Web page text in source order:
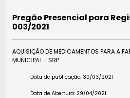
Pregão Presencial para
003/2021
AQUISIÇÃO DE MEDICAMENTOS PARA A
MUNICIPAL - SRP
Data de publicação: 30/03/2021
Data de Abertura: 29/04/2021